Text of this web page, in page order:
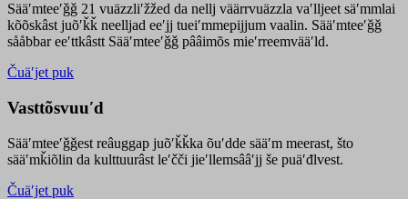
Sääʹmteeʹǧǧ 21 vuäzzliʹžžed da nellj väärrvuäzzla vaʹlljeet säʹmmlai
kõõskâst juõʹǩǩ neelljad eeʹjj tueiʹmmepijjum vaalin. Sääʹmteeʹǧǧ
sååbbar eeʹttkâstt Sääʹmteeʹǧǧ pââimõs mieʹrreemvääʹld.
Čuäʹjet puk
Vasttõsvuuʹd
Sääʹmteeʹǧǧest reâuggap juõʹǩǩka õuʹdde sääʹm meerast, što
sääʹmǩiõlin da kulttuurâst leʹčči jieʹllemsââʹjj še puäʹđlvest.
Čuäʹjet puk